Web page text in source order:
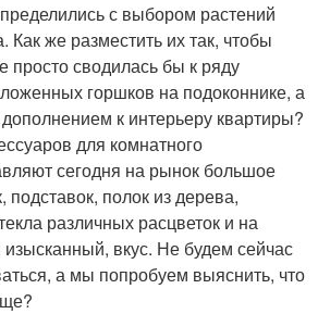
с выбором растений
же разместить их так, чтобы
просто сводилась бы к ряду
горшков на подоконнике, а
к интерьеру квартиры?
для комнатного
сегодня на рынок большое
подставок, полок из дерева,
различных расцветок и на
вкус. Не будем сейчас
а мы попробуем выяснить, что